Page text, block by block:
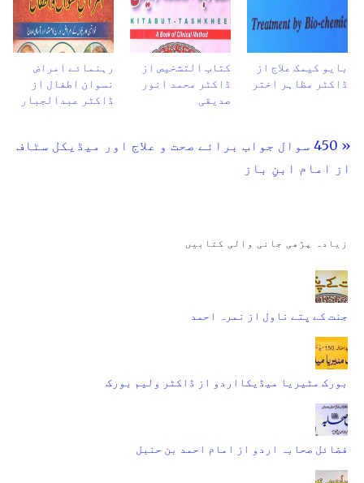
رہنمائے امراض
نسوان اطفال از
ڈاکٹر عبدالجبار
کتاب التشخیص از
ڈاکٹر محمد انور
صدیقی
بایو کیمک علاج از
ڈاکٹر مظاہر اختر
« 450 سوال جواب برائے صحت و علاج اور میڈیکل سٹاف
از امام ابنِ باز
زیادہ پڑھی جانی والی کتابیں
جنت کے پتے ناول از نمرہ احمد
بورک مٹیریا میڈیکااردو از ڈاکٹر ولیم بورک
فضائل صحابہ اردو از امام احمد بن حنبل